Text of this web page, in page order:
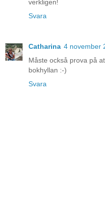
verkligen!
Svara
Catharina 4 november
Måste också prova på
bokhyllan :-)
Svara